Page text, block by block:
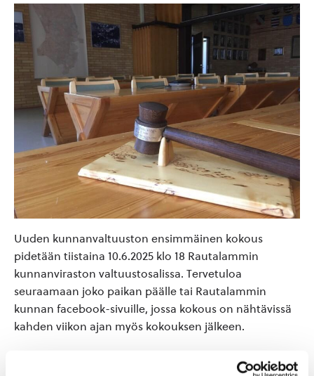
Uuden kunnanvaltuuston ensimmäinen kokous
pidetään tiistaina 10.6.2025 klo 18 Rautalammin
kunnanviraston valtuustosalissa. Tervetuloa
seuraamaan joko paikan päälle tai Rautalammin
kunnan facebook-sivuille, jossa kokous on nähtävissä
kahden viikon ajan myös kokouksen jälkeen.
puheenjohtajisto, kunnanhallituksen jäsenet sekä